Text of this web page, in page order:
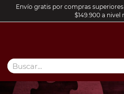
Envío gratis por compras
$149.900 a nivel